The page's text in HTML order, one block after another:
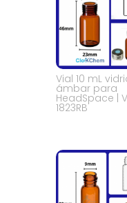
Vial 10 mL
ámbar para
HeadSpace |
1823RB